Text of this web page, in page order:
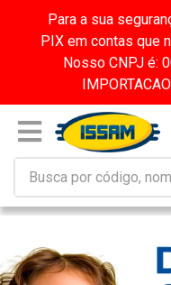
Para a sua
PIX em contas que
Nosso CNPJ é: